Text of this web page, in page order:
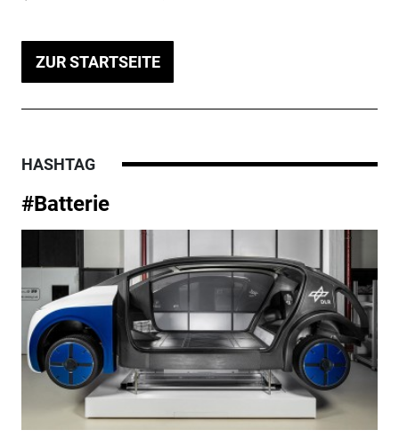
ZUR STARTSEITE
HASHTAG
#Batterie